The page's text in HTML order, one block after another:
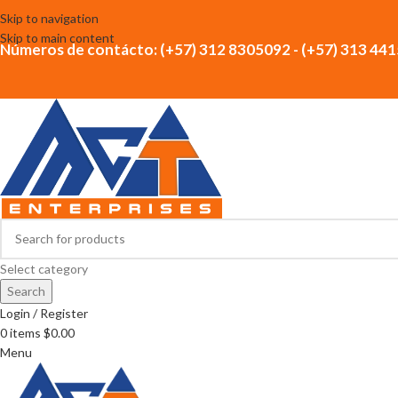
Skip to navigation
Skip to main content
Números de contácto: (+57) 312 8305092 - (+57) 313
Select category
Search
Login / Register
0items $0.00
Menu